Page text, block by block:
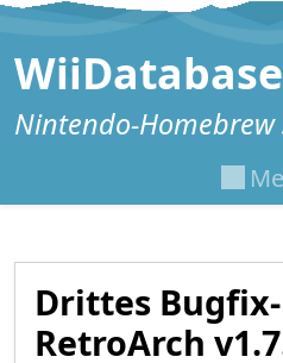
Zum Inhalt springen
WiiDatabase
Nintendo-Homebrew
Drittes
RetroArch